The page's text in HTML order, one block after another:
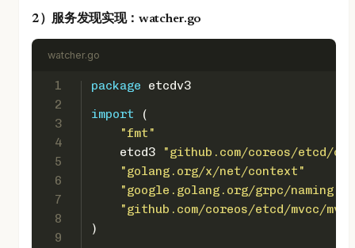
2）服务发现实现：watcher.go
watcher.go
1
2
3
4
5
6
7
8
9
package etcdv3
import (
"fmt"
    etcd3
"github.com/coreos/etcd/
"golang.org/x/net/context"
"google.golang.org/grpc/naming"
"github.com/coreos/etcd/mvcc/
)